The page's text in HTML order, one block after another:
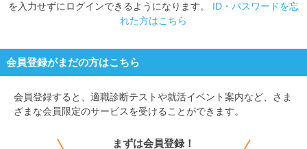
を入力せずにログインできるようになります。 ID・パスワードを忘
れた方はこちら
会員登録がまだの方はこちら
会員登録すると、 適職診断テストや就活イベント案内など、さま
ざまな会員限定のサービスを受けることができます。
まずは会員登録！